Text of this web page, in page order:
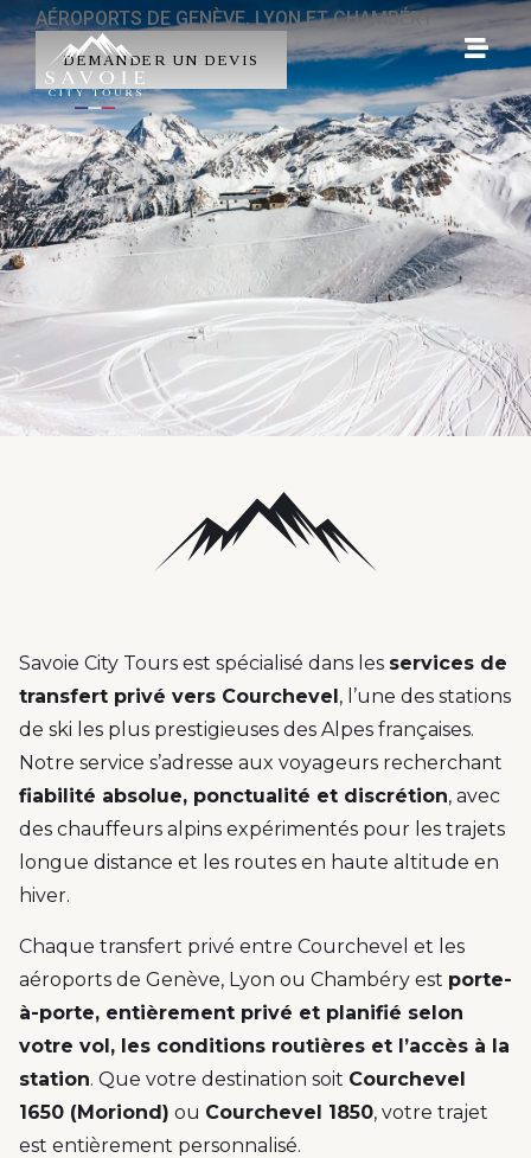
AÉROPORTS DE GENÈVE, LYON ET CHAMBÉRY
DEMANDER UN DEVIS
Savoie City Tours est spécialisé dans les services de
transfert privé vers Courchevel , l’une des stations
de ski les plus prestigieuses des Alpes françaises.
Notre service s’adresse aux voyageurs recherchant
fiabilité absolue, ponctualité et discrétion, avec
des chauffeurs alpins expérimentés pour les trajets
longue distance et les routes en haute altitude en
hiver.
Chaque transfert privé entre Courchevel et les
aéroports de Genève, Lyon ou Chambéry est porte-
à-porte, entièrement privé et planifié selon
votre vol, les conditions routières et l’accès à la
station. Que votre destination soit Courchevel
1650 (Moriond) ou Courchevel 1850, votre trajet
est entièrement personnalisé.